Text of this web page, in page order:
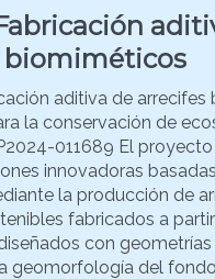
biomiméticos
aditiva de
la conservación de
011689 El proyecto
innovadoras
la producción de
fabricados a
con
geomorfología del